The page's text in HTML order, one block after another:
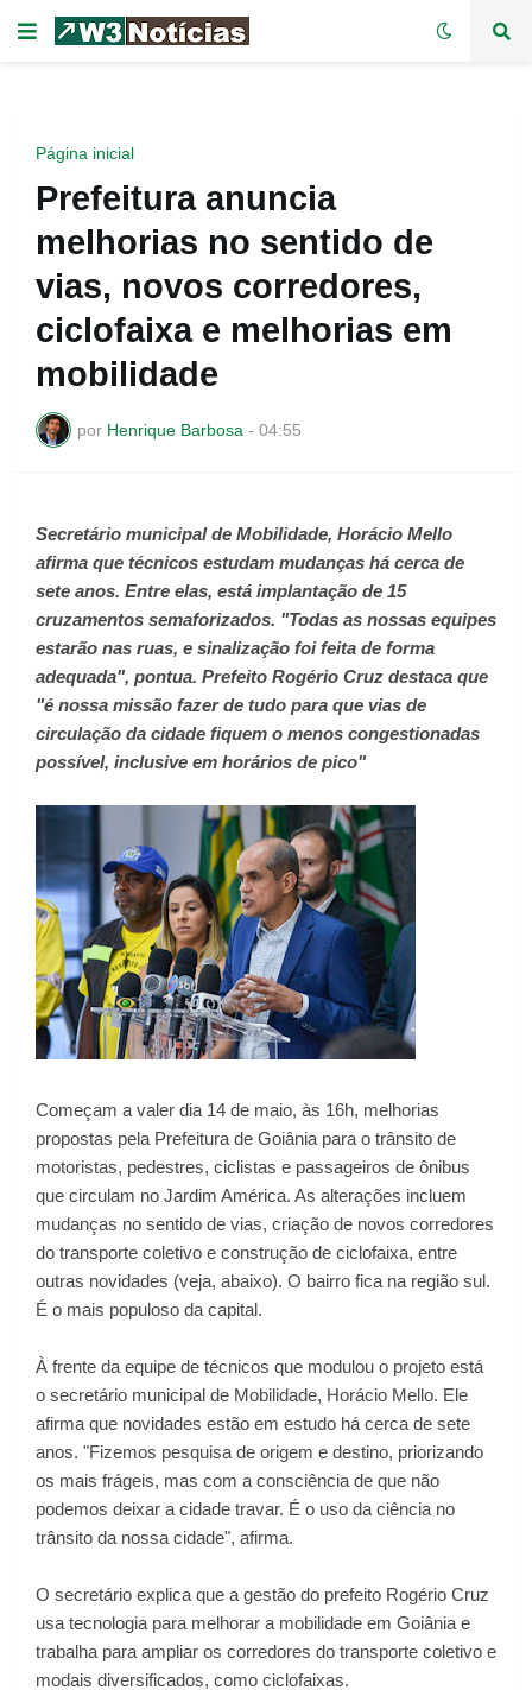
Página inicial
Prefeitura anuncia
melhorias no sentido de
vias, novos corredores,
ciclofaixa e melhorias em
mobilidade
por Henrique Barbosa - 04:55
Secretário municipal de Mobilidade, Horácio Mello
afirma que técnicos estudam mudanças há cerca de
sete anos. Entre elas, está implantação de 15
cruzamentos semaforizados. "Todas as nossas equipes
estarão nas ruas, e sinalização foi feita de forma
adequada", pontua. Prefeito Rogério Cruz destaca que
"é nossa missão fazer de tudo para que vias de
circulação da cidade fiquem o menos congestionadas
possível, inclusive em horários de pico"
Começam a valer dia 14 de maio, às 16h, melhorias
propostas pela Prefeitura de Goiânia para o trânsito de
motoristas, pedestres, ciclistas e passageiros de ônibus
que circulam no Jardim América. As alterações incluem
mudanças no sentido de vias, criação de novos corredores
do transporte coletivo e construção de ciclofaixa, entre
outras novidades (veja, abaixo). O bairro fica na região sul.
É o mais populoso da capital.
À frente da equipe de técnicos que modulou o projeto está
o secretário municipal de Mobilidade, Horácio Mello. Ele
afirma que novidades estão em estudo há cerca de sete
anos. "Fizemos pesquisa de origem e destino, priorizando
os mais frágeis, mas com a consciência de que não
podemos deixar a cidade travar. É o uso da ciência no
trânsito da nossa cidade", afirma.
O secretário explica que a gestão do prefeito Rogério Cruz
usa tecnologia para melhorar a mobilidade em Goiânia e
trabalha para ampliar os corredores do transporte coletivo e
modais diversificados, como ciclofaixas.